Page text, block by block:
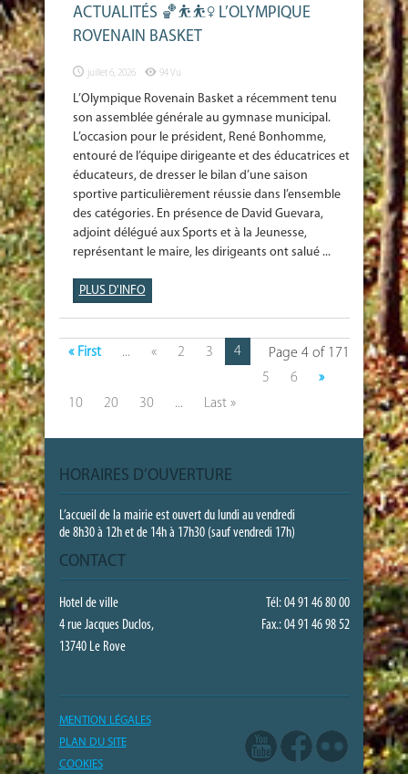
ACTUALITÉS 🏀⛹️⛹️‍♀️ L’OLYMPIQUE
ROVENAIN BASKET
juillet 6, 2026 94 Vu
L’Olympique Rovenain Basket a récemment tenu
son assemblée générale au gymnase municipal.
L’occasion pour le président, René Bonhomme,
entouré de l’équipe dirigeante et des éducatrices et
éducateurs, de dresser le bilan d’une saison
sportive particulièrement réussie dans l’ensemble
des catégories. En présence de David Guevara,
adjoint délégué aux Sports et à la Jeunesse,
représentant le maire, les dirigeants ont salué ...
PLUS D'INFO
Page 4 of 171
« First ... « 2 3
4
5
6
»
10
20 30 ... Last »
HORAIRES D’OUVERTURE
L’accueil de la mairie est ouvert du lundi au vendredi
de 8h30 à 12h et de 14h à 17h30 (sauf vendredi 17h)
CONTACT
Hotel de ville
Tél: 04 91 46 80 00
4 rue Jacques Duclos,
Fax.: 04 91 46 98 52
13740 Le Rove
MENTION LÉGALES
PLAN DU SITE
COOKIES